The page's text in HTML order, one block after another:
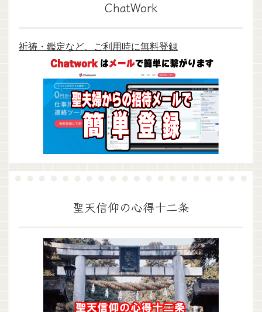
ChatWork
祈祷・鑑定など、ご利用時に無料登録
聖天信仰の心得十二条